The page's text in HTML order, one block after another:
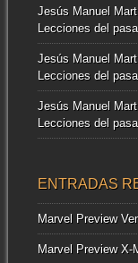
Jesús Manuel
Lecciones del
Jesús Manuel
Lecciones del
Jesús Manuel
Lecciones del
ENTRADAS
Marvel Preview
Marvel Preview X-